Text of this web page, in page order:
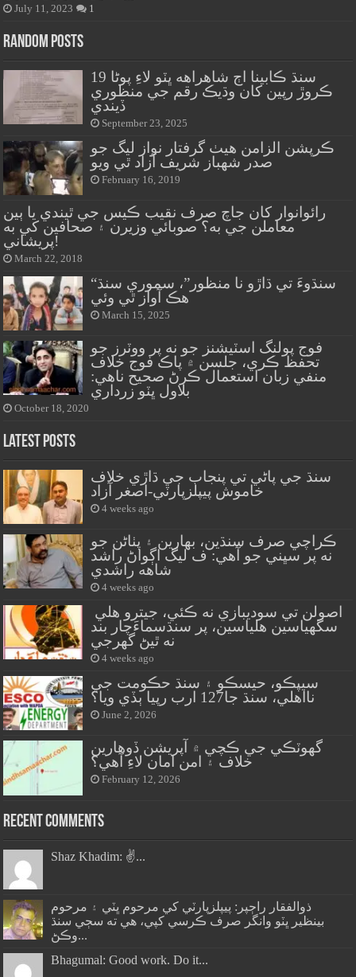
July 11, 2023 1
Random Posts
سنڌ ڪابينا اڄ شاهراهه ڀٽو لاءِ پوڻا 19
ڪروڙ رپين کان وڌيڪ رقم جي منظوري
ڏيندي
September 23, 2025
ڪرپشن الزامن هيٺ گرفتار نواز ليگ جو
صدر شهباز شريف آزاد ٿي ويو
February 16, 2019
رائوانوار کان جاچ صرف نقيب ڪيس جي ٿيندي يا ٻين
معاملن جي به؟ صوبائي وزيرن ۽ صحافين کي به
پريشاني!
March 22, 2018
“سنڌوءَ تي ڌاڙو نا منظور”، سموري سنڌ
هڪ آواز ٿي وئي
March 15, 2025
فوج پولنگ اسٽيشنز جو نه پر ووٽرز جو
تحفظ ڪري، جلسن ۾ پاڪ فوج خلاف
منفي زبان استعمال ڪرڻ صحيح ناهي:
بلاول ڀٽو زرداري
October 18, 2020
Latest Posts
سنڌ جي پاڻي تي پنجاب جي ڌاڙي خلاف
خاموش پيپلزپارٽي-اصغر آزاد
4 weeks ago
ڪراچي صرف سنڌين، بهارين ۽ پٺاڻن جو
نه پر سڀني جو آهي: ف ليگ اڳواڻ راشد
شاهه راشدي
4 weeks ago
سگهياسين هلياسين، پر سنڌسماءَچار بند
نه ٿيڻ گهرجي
4 weeks ago
سيپڪو، حيسڪو ۽ سنڌ حڪومت جي
نااهلي، سنڌ جا127 ارب رپيا ٻڏي ويا؟
June 2, 2026
گهوٽڪي جي ڪچي ۾ آپريشن ڏوهارين
خلاف ۽ امن امان لاءِ آهي؟
February 12, 2026
Recent Comments
Shaz Khadim: ✌️...
ذوالفقار راڄپر: پيپلزپارٽي کي مرحوم ڀٽي ۽ مرحوم
بينظير ڀٽو وانگر صرف ڪرسي کپي، هي ته سڄي سنڌ
وڪڻ...
Bhagumal: Good work. Do it...